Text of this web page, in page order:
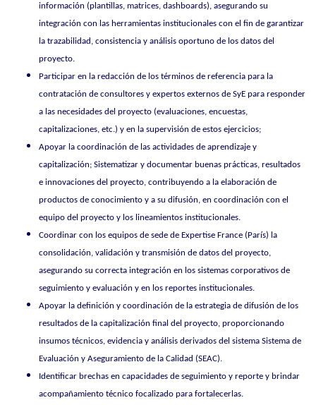
información (plantillas, matrices, dashboards), asegurando su
integración con las herramientas institucionales con el fin de garantizar
la trazabilidad, consistencia y análisis oportuno de los datos del
proyecto.
Participar en la redacción de los términos de referencia para la
contratación de consultores y expertos externos de SyE para responder
a las necesidades del proyecto (evaluaciones, encuestas,
capitalizaciones, etc.) y en la supervisión de estos ejercicios;
Apoyar la coordinación de las actividades de aprendizaje y
capitalización; Sistematizar y documentar buenas prácticas, resultados
e innovaciones del proyecto, contribuyendo a la elaboración de
productos de conocimiento y a su difusión, en coordinación con el
equipo del proyecto y los lineamientos institucionales.
Coordinar con los equipos de sede de Expertise France (París) la
consolidación, validación y transmisión de datos del proyecto,
asegurando su correcta integración en los sistemas corporativos de
seguimiento y evaluación y en los reportes institucionales.
Apoyar la definición y coordinación de la estrategia de difusión de los
resultados de la capitalización final del proyecto, proporcionando
insumos técnicos, evidencia y análisis derivados del sistema Sistema de
Evaluación y Aseguramiento de la Calidad (SEAC).
Identificar brechas en capacidades de seguimiento y reporte y brindar
acompañamiento técnico focalizado para fortalecerlas.